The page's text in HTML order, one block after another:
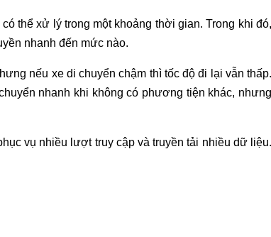
thể xử lý trong một khoảng thời gian. Trong khi đó,
nhanh đến mức nào.
nếu xe di chuyển chậm thì tốc độ đi lại vẫn thấp.
nhanh khi không có phương tiện khác, nhưng
vụ nhiều lượt truy cập và truyền tải nhiều dữ liệu.